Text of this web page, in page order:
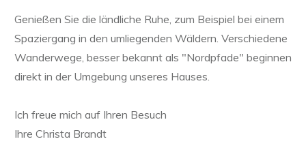
Genießen Sie die ländliche Ruhe, zum Beispiel bei einem
Spaziergang in den umliegenden Wäldern. Verschiedene
Wanderwege, besser bekannt als "Nordpfade" beginnen
direkt in der Umgebung unseres Hauses.
Ich freue mich auf Ihren Besuch
Ihre Christa Brandt